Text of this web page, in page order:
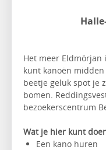
Het meer Eldmörjan
kunt kanoën
beetje geluk spot je
bomen.
bezoekerscentrum
Wat je hier kunt
Een kano huren